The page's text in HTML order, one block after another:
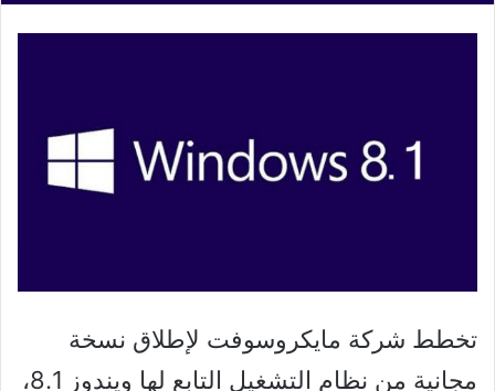
تخطط شركة مايكروسوفت لإطلاق نسخة
مجانية من نظام التشغيل التابع لها ويندوز 8.1،